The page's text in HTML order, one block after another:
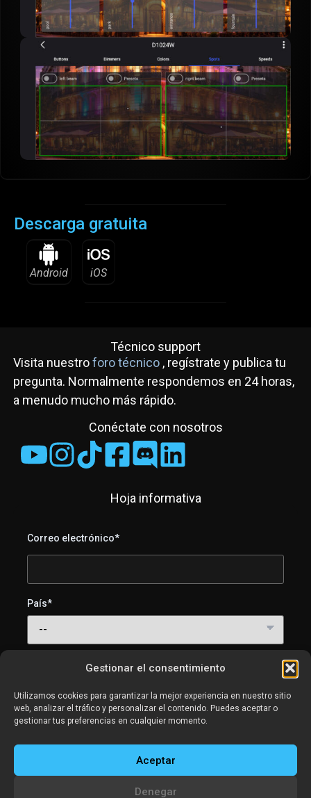
Gestionar el consentimiento
Utilizamos cookies para garantizar la mejor experiencia en nuestro sitio
web, analizar el tráfico y personalizar el contenido. Puedes aceptar o
gestionar tus preferencias en cualquier momento.
Aceptar
Denegar
Descarga gratuita
Android iOS
Técnico support
Visita nuestroforo técnico, regístrate y publica tu
pregunta. Normalmente respondemos en 24 horas,
a menudo mucho más rápido.
Conéctate con nosotros
Hoja informativa
Correo electrónico*
País*
Acepto recibir correos electrónicos de SweetLight